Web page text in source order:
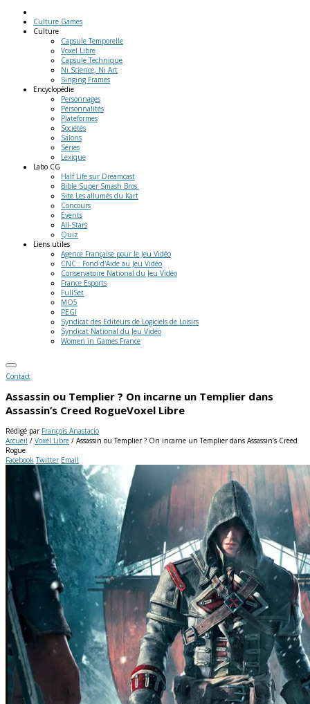
Culture Games
Culture
Capsule Temporelle
Voxel Libre
Capsule Technique
Ni Science, Ni Art
Singing Frames
Encyclopédie
Personnages
Personnalités
Plateformes
Sociétés
Salons
Séries
Lexique
Labo CG
Half Life sur Dreamcast
Bible Super Smash Bros.
Site Les allumés du Kart
Concours
Events
All-Stars
Quiz
Liens utiles
Agence Française pour le Jeu Vidéo
CNC : Fond d'Aide au Jeu Vidéo
Conservatoire National du Jeu Vidéo
France Esports
FullSet
MO5
PEGI
Syndicat des Editeurs de Logiciels de Loisirs
Syndicat National du Jeu Vidéo
Women in Games France
Contact
Assassin ou Templier ? On incarne un Templier dans
Assassin’s Creed RogueVoxel Libre
Rédigé par François Anastacio
Accueil / Voxel Libre / Assassin ou Templier ? On incarne un Templier dans Assassin’s Creed
Rogue
Facebook Twitter Email